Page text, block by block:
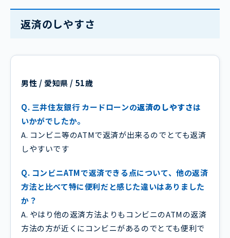
返済のしやすさ
男性 / 愛知県 / 51歳
Q. 三井住友銀行 カードローンの返済のしやすさは
いかがでしたか。
A. コンビニ等のATMで返済が出来るのでとても返済
しやすいです
Q. コンビニATMで返済できる点について、他の返済
方法と比べて特に便利だと感じた違いはありました
か？
A. やはり他の返済方法よりもコンビニのATMの返済
方法の方が近くにコンビニがあるのでとても便利で